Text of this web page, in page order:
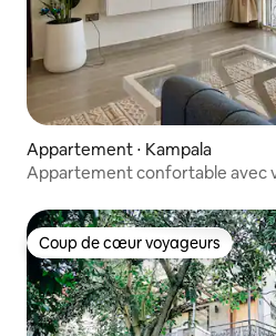
Appartement ⋅ Kampala
Appartement confortable avec
Coup de cœur voyageurs
Coup de cœur voyageurs